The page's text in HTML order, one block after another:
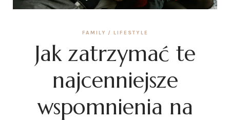
FAMILY LIFESTYLE
Jak zatrzymać te
najcenniejsze
wspomnienia na